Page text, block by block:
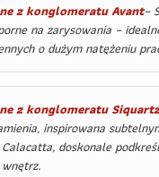
z konglomeratu Avant–
na zarysowania –
o dużym natężeniu
z konglomeratu
inspirowana
doskonale